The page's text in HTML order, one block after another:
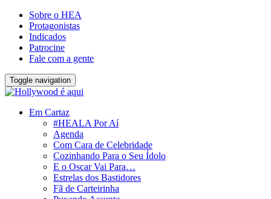
Sobre o HEA
Protagonistas
Indicados
Patrocine
Fale com a gente
Toggle navigation
Em Cartaz
#HEALA Por Aí
Agenda
Com Cara de Celebridade
Cozinhando Para o Seu Ídolo
E o Oscar Vai Para…
Estrelas dos Bastidores
Fã de Carteirinha